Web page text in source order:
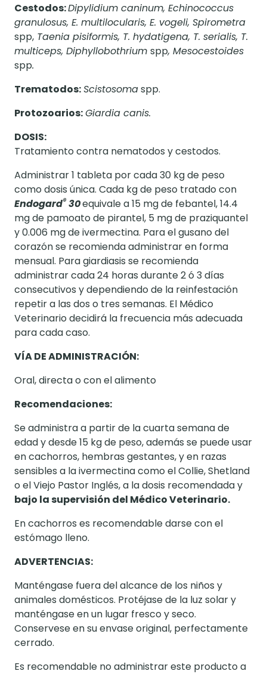
Cestodos:Dipylidium caninum, Echinococcus
granulosus, E. multilocularis, E. vogeli, Spirometra
spp, Taenia pisiformis, T. hydatigena, T. serialis, T.
multiceps, Diphyllobothrium spp, Mesocestoides
spp.
Trematodos:Scistosomaspp.
Protozoarios:Giardia canis.
DOSIS:
Tratamiento contra nematodos y cestodos.
Administrar 1 tableta por cada 30 kg de peso
como dosis única. Cada kg de peso tratado con
Endogard®30equivale a 15 mg de febantel, 14.4
mg de pamoato de pirantel, 5 mg de praziquantel
y 0.006 mg de ivermectina. Para el gusano del
corazón se recomienda administrar en forma
mensual. Para giardiasis se recomienda
administrar cada 24 horas durante 2 ó 3 días
consecutivos y dependiendo de la reinfestación
repetir a las dos o tres semanas. El Médico
Veterinario decidirá la frecuencia más adecuada
para cada caso.
VÍA DE ADMINISTRACIÓN:
Oral, directa o con el alimento
Recomendaciones:
Se administra a partir de la cuarta semana de
edad y desde 15 kg de peso, además se puede usar
en cachorros, hembras gestantes, y en razas
sensibles a la ivermectina como el Collie, Shetland
o el Viejo Pastor Inglés, a la dosis recomendada y
bajo la supervisión del Médico Veterinario.
En cachorros es recomendable darse con el
estómago lleno.
ADVERTENCIAS:
Manténgase fuera del alcance de los niños y
animales domésticos. Protéjase de la luz solar y
manténgase en un lugar fresco y seco.
Conservese en su envase original, perfectamente
cerrado.
Es recomendable no administrar este producto a